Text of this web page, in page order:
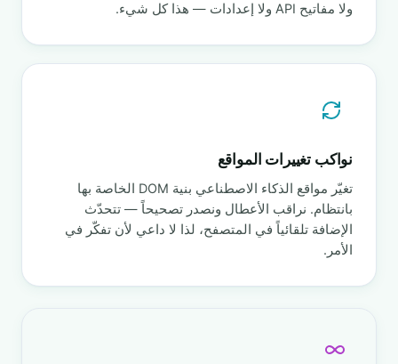
ولا مفاتيح API ولا إعدادات — هذا كل شيء.
نواكب تغييرات المواقع
تغيّر مواقع الذكاء الاصطناعي بنية DOM الخاصة بها
بانتظام. نراقب الأعطال ونصدر تصحيحاً — تتحدّث
الإضافة تلقائياً في المتصفح، لذا لا داعي لأن تفكّر في
الأمر.